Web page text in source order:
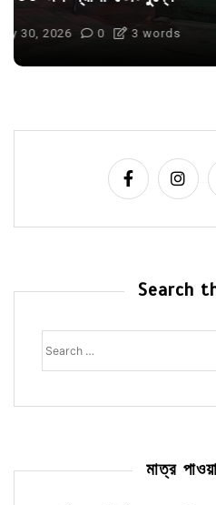
August 6, 2026 0
Search
Search
for:
মাত্র